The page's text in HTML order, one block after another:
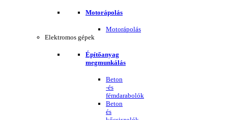
Motorápolás
Motorápolás
Elektromos gépek
Építőanyag
megmunkálás
Beton
-és
fémdarabolók
Beton
és